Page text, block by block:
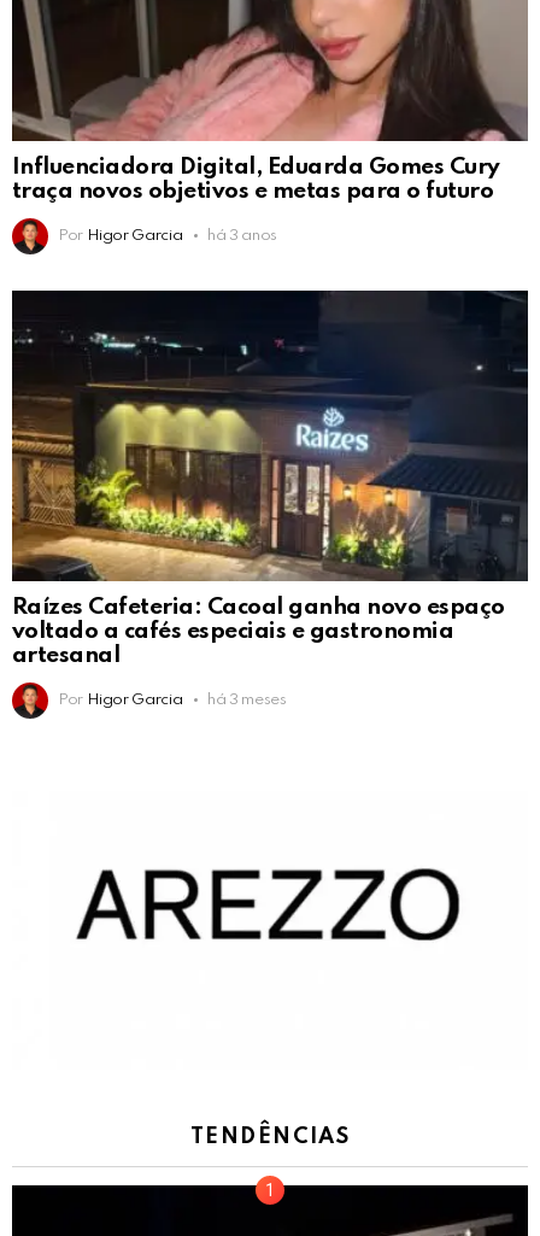
Influenciadora Digital, Eduarda Gomes Cury
traça novos objetivos e metas para o futuro
Por Higor Garcia há 3 anos
Raízes Cafeteria: Cacoal ganha novo espaço
voltado a cafés especiais e gastronomia
artesanal
Por Higor Garcia há 3 meses
TENDÊNCIAS